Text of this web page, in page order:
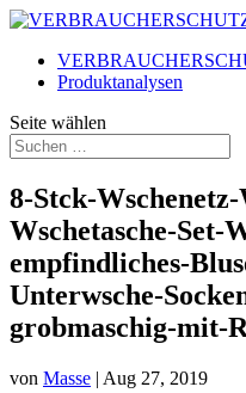
Produktanalysen
Seite wählen
8-Stck-Wschenetz-
Wschetasche-Set-
empfindliches-
Unterwsche-
grobmaschig-mit-
von Masse | Aug 27, 2019